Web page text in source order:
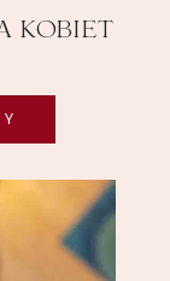
KOBIET